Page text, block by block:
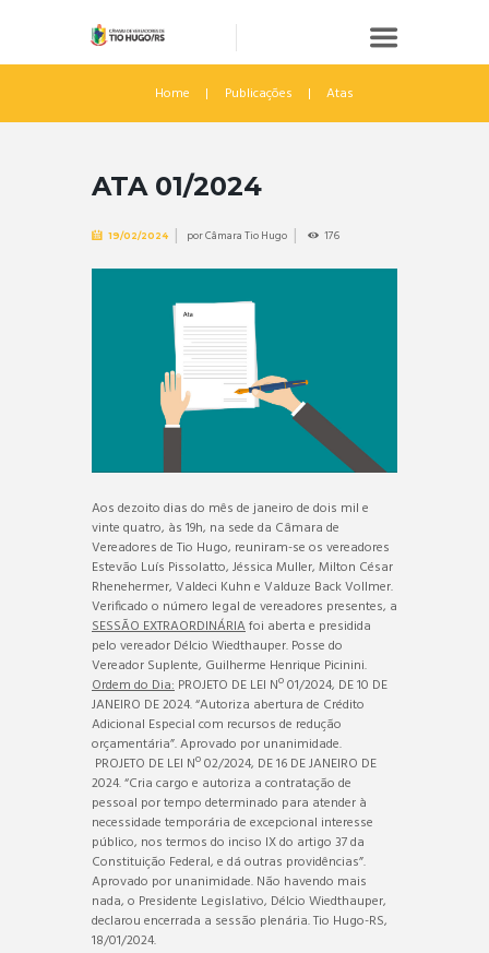
Home Publicações Atas
ATA 01/2024
19/02/2024 porCâmara Tio Hugo 176
Aos dezoito dias do mês de janeiro de dois mil e
vinte quatro, às 19h, na sede da Câmara de
Vereadores de Tio Hugo, reuniram-se os vereadores
Estevão Luís Pissolatto, Jéssica Muller, Milton César
Rhenehermer, Valdeci Kuhn e Valduze Back Vollmer.
Verificado o número legal de vereadores presentes, a
SESSÃO EXTRAORDINÁRIAfoi aberta e presidida
pelo vereador Délcio Wiedthauper. Posse do
Vereador Suplente, Guilherme Henrique Picinini.
Ordem do Dia: PROJETO DE LEI Nº 01/2024, DE 10 DE
JANEIRO DE 2024. “Autoriza abertura de Crédito
Adicional Especial com recursos de redução
orçamentária”. Aprovado por unanimidade.
PROJETO DE LEI Nº 02/2024, DE 16 DE JANEIRO DE
2024. “Cria cargo e autoriza a contratação de
pessoal por tempo determinado para atender à
necessidade temporária de excepcional interesse
público, nos termos do inciso IX do artigo 37 da
Constituição Federal, e dá outras providências”.
Aprovado por unanimidade. Não havendo mais
nada, o Presidente Legislativo, Délcio Wiedthauper,
declarou encerrada a sessão plenária. Tio Hugo-RS,
18/01/2024.